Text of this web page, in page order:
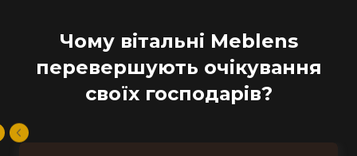
Чому вітальні Meblens
перевершують очікування
своїх господарів?